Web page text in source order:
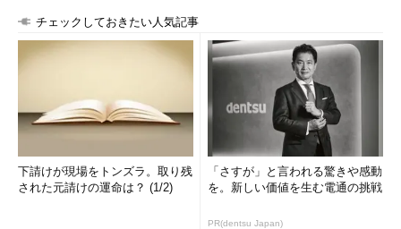
チェックしておきたい人気記事
下請けが現場をトンズラ。取り残
された元請けの運命は？ (1/2)
「さすが」と言われる驚きや感動
を。新しい価値を生む電通の挑戦
PR(dentsu Japan)